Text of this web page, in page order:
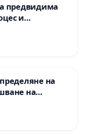
предвидима
и
учениците от
на
на
възел АМ
- к.к.